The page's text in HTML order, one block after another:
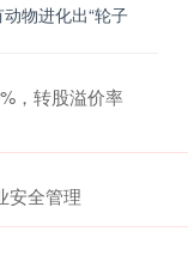
物进化出“轮子
，转股溢价率
安全管理